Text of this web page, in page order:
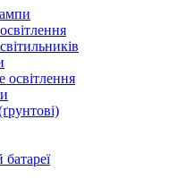
освітлення